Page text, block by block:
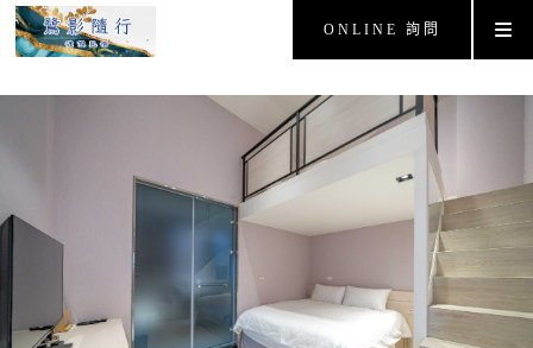
ONLINE 詢問